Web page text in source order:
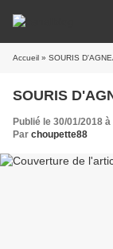
Accueil » SOURIS
SOURIS
Publié le 30/01/2018
Par choupette88